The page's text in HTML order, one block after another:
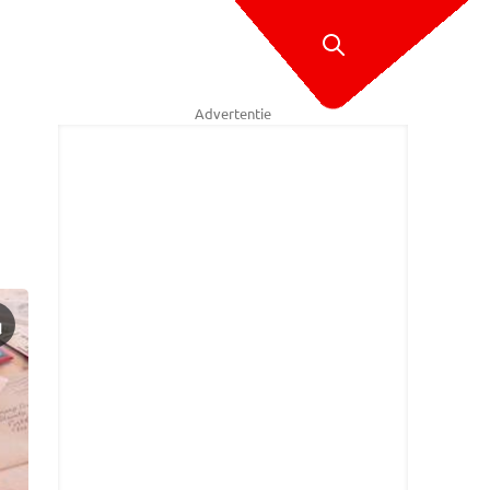
Advertentie